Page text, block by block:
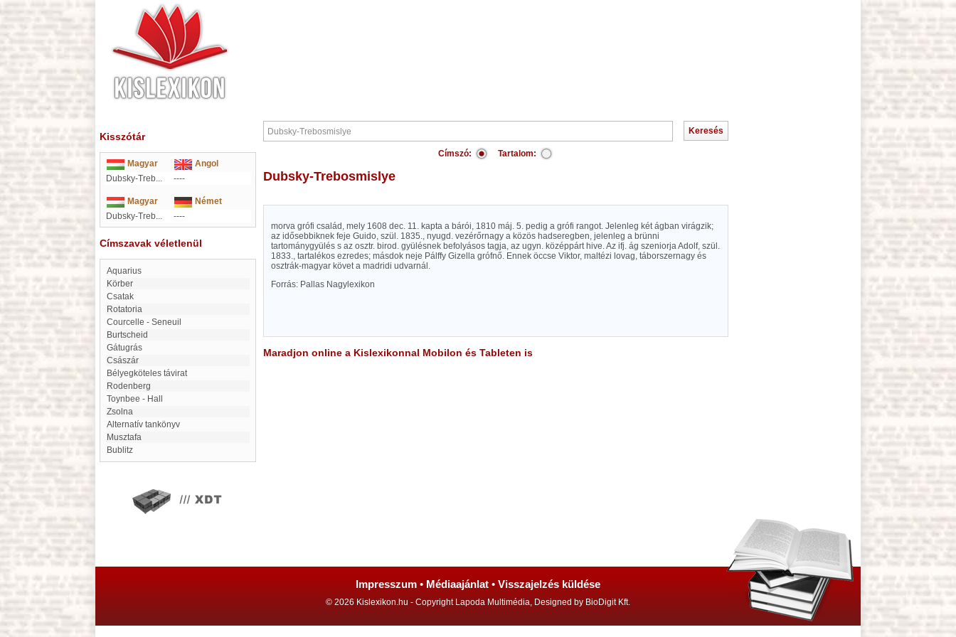
Kisszótár
Magyar
Angol
Dubsky-Treb...
----
Magyar
Német
Dubsky-Treb...
----
Címszavak véletlenül
Aquarius
Körber
Csatak
Rotatoria
Courcelle - Seneuil
Burtscheid
Gátugrás
Császár
Bélyegköteles távirat
Rodenberg
Toynbee - Hall
Zsolna
Alternatív tankönyv
Musztafa
Bublitz
Címszó: Tartalom:
Dubsky-Trebosmislye
morva grófi család, mely 1608 dec. 11. kapta a bárói, 1810 máj. 5. pedig a grófi rangot. Jelenleg két ágban virágzik;
az idősebbiknek feje Guido, szül. 1835., nyugd. vezérőrnagy a közös hadseregben, jelenleg a brünni
tartománygyülés s az osztr. birod. gyülésnek befolyásos tagja, az ugyn. középpárt hive. Az ifj. ág szeniorja Adolf, szül.
1833., tartalékos ezredes; másdok neje Pálffy Gizella grófnő. Ennek öccse Viktor, maltézi lovag, táborszernagy és
osztrák-magyar követ a madridi udvarnál.
Forrás: Pallas Nagylexikon
Maradjon online a Kislexikonnal Mobilon és Tableten is
Impresszum • Médiaajánlat • Visszajelzés küldése
© 2026 Kislexikon.hu - Copyright Lapoda Multimédia, Designed by BioDigit Kft.